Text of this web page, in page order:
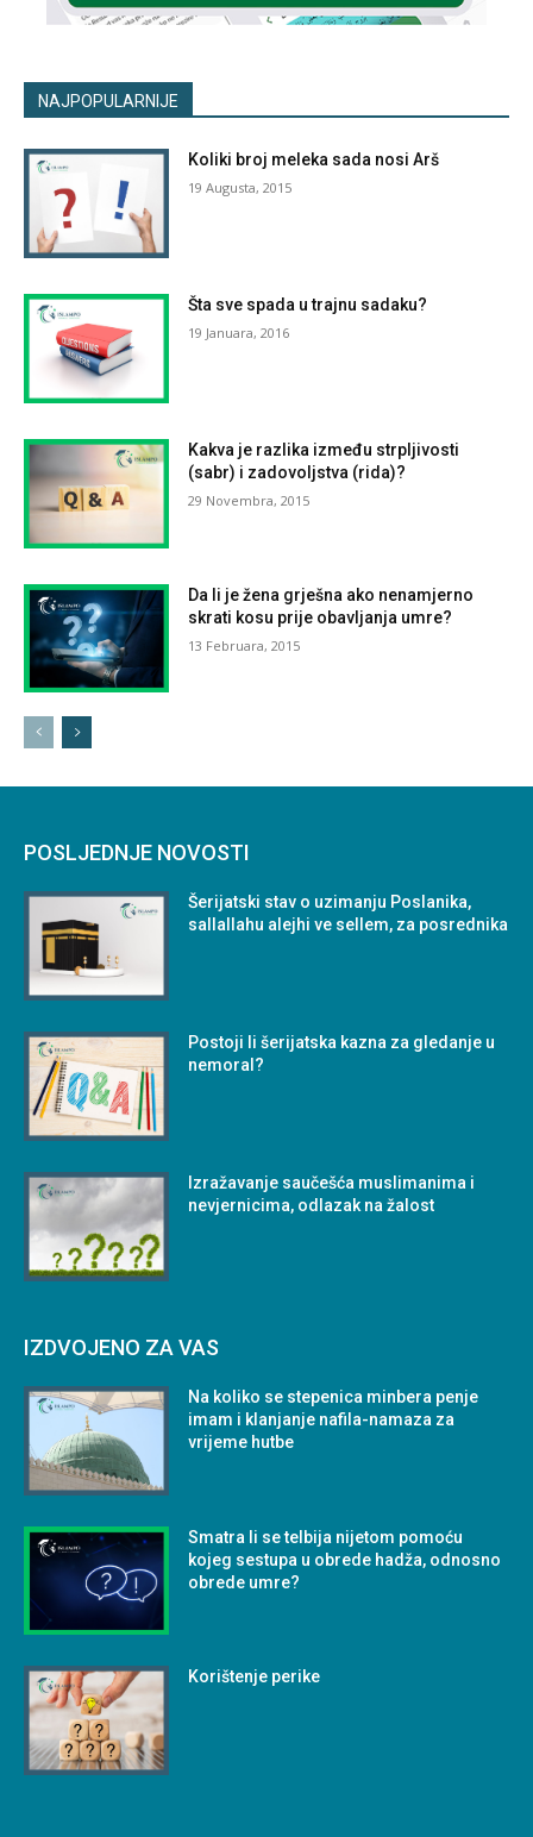
NAJPOPULARNIJE
Koliki broj meleka sada nosi Arš
19 Augusta, 2015
Šta sve spada u trajnu sadaku?
19 Januara, 2016
Kakva je razlika između strpljivosti
(sabr) i zadovoljstva (rida)?
29 Novembra, 2015
Da li je žena grješna ako nenamjerno
skrati kosu prije obavljanja umre?
13 Februara, 2015
POSLJEDNJE NOVOSTI
Šerijatski stav o uzimanju Poslanika,
sallallahu alejhi ve sellem, za posrednika
Postoji li šerijatska kazna za gledanje u
nemoral?
Izražavanje saučešća muslimanima i
nevjernicima, odlazak na žalost
IZDVOJENO ZA VAS
Na koliko se stepenica minbera penje
imam i klanjanje nafila-namaza za
vrijeme hutbe
Smatra li se telbija nijetom pomoću
kojeg sestupa u obrede hadža, odnosno
obrede umre?
Korištenje perike